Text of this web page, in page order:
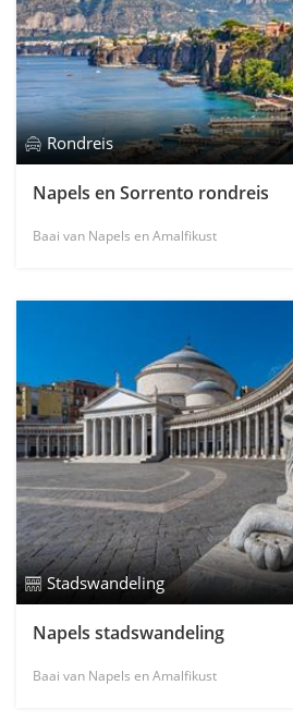
Rondreis
Napels en Sorrento rondreis
Baai van Napels en Amalfikust
Stadswandeling
Napels stadswandeling
Baai van Napels en Amalfikust